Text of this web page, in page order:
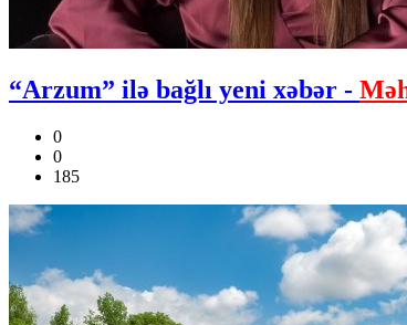
“Arzum” ilə bağlı yeni xəbər -
0
0
185